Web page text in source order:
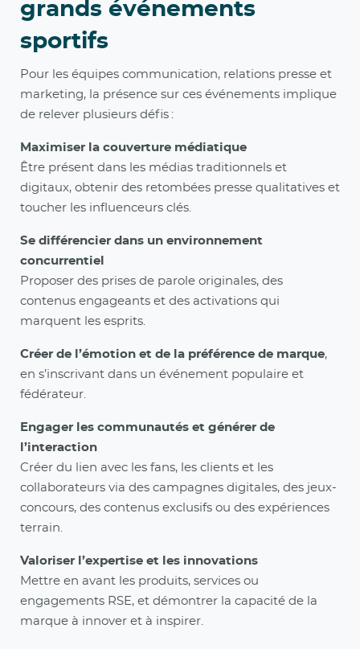
grands événements
sportifs
Pour les équipes communication, relations presse et
marketing, la présence sur ces événements implique
de relever plusieurs défis :
Maximiser la couverture médiatique
Être présent dans les médias traditionnels et
digitaux, obtenir des retombées presse qualitatives et
toucher les influenceurs clés.
Se différencier dans un environnement
concurrentiel
Proposer des prises de parole originales, des
contenus engageants et des activations qui
marquent les esprits.
Créer de l’émotion et de la préférence de marque,
en s’inscrivant dans un événement populaire et
fédérateur.
Engager les communautés et générer de
l’interaction
Créer du lien avec les fans, les clients et les
collaborateurs via des campagnes digitales, des jeux-
concours, des contenus exclusifs ou des expériences
terrain.
Valoriser l’expertise et les innovations
Mettre en avant les produits, services ou
engagements RSE, et démontrer la capacité de la
marque à innover et à inspirer.